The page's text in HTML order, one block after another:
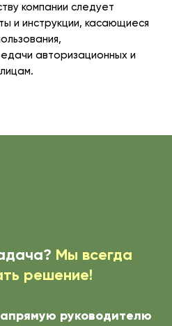
компании следует
и инструкции, касающиеся
авторизационных и
Мы всегда
решение!
руководителю